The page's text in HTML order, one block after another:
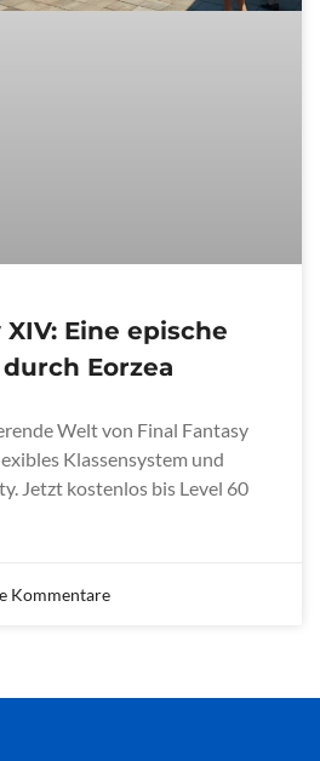
Eine epische
Eorzea
Welt von Final Fantasy
Klassensystem und
Jetzt kostenlos bis Level 60
Kommentare